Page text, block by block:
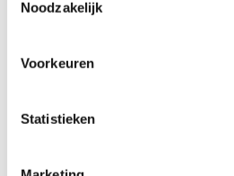
Noodzakelijk
Voorkeuren
Statistieken